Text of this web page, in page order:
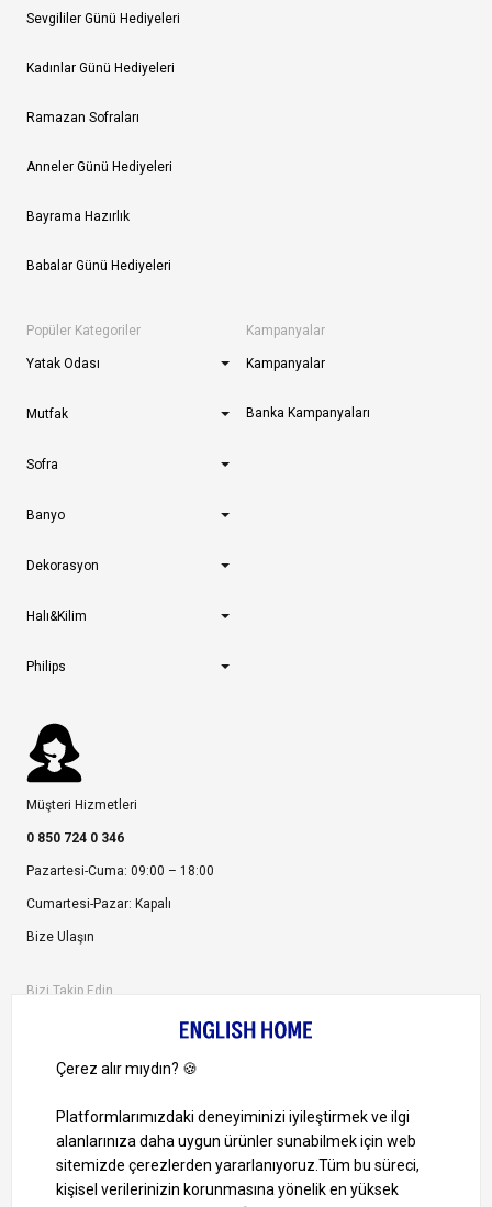
Sevgililer Günü Hediyeleri
Kadınlar Günü Hediyeleri
Ramazan Sofraları
Anneler Günü Hediyeleri
Bayrama Hazırlık
Babalar Günü Hediyeleri
Popüler Kategoriler
Yatak Odası
Mutfak
Sofra
Banyo
Dekorasyon
Halı&Kilim
Philips
Kampanyalar
Kampanyalar
Banka Kampanyaları
Müşteri Hizmetleri
0 850 724 0 346
Pazartesi-Cuma: 09:00 – 18:00
Cumartesi-Pazar: Kapalı
Bize Ulaşın
Bizi Takip Edin
1000 TL ve Üzeri Alışverişlerinizde Kargo Bedava!